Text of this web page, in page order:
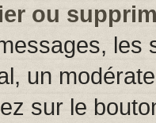
ou
les
un
sur le